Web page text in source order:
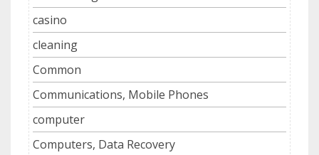
casino
cleaning
Common
Communications, Mobile Phones
computer
Computers, Data Recovery